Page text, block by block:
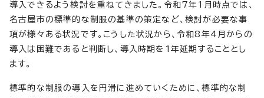
導入できるよう検討を重ねてきました。令和7年1月時点では、
名古屋市の標準的な制服の基準の策定など、検討が必要な事
項が様々ある状況です。こうした状況から、令和8年4月からの
導入は困難であると判断し、導入時期を1年延期することとし
ます。
標準的な制服の導入を円滑に進めていくために、標準的な制